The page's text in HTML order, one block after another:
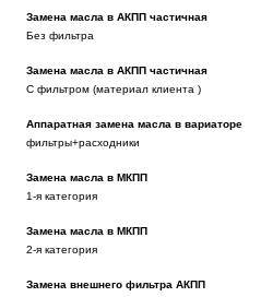
Замена масла в АКПП частичная
Без фильтра
Замена масла в АКПП частичная
С фильтром (материал клиента )
Аппаратная замена масла в вариаторе
фильтры+расходники
Замена масла в МКПП
1-я категория
Замена масла в МКПП
2-я категория
Замена внешнего фильтра АКПП